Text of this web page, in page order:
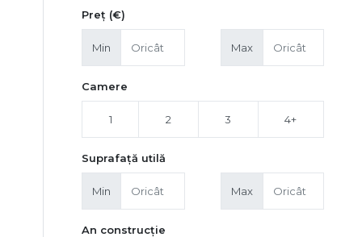
Preț (€)
Min Max
Camere
1 2 3 4+
Suprafață utilă
Min Max
An construcție